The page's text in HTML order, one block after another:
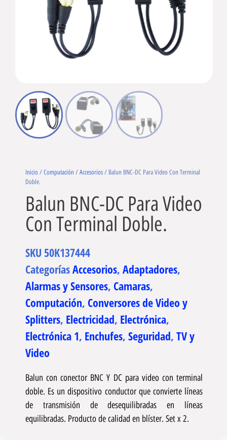
Inicio / Computación / Accesorios / Balun BNC-DC Para Video Con Terminal
Doble.
Balun BNC-DC Para Video
Con Terminal Doble.
SKU 50K137444
CategoríasAccesorios, Adaptadores,
Alarmas y Sensores, Camaras,
Computación, Conversores de Video y
Splitters, Electricidad, Electrónica,
Electrónica 1, Enchufes, Seguridad, TV y
Video
Balun con conector BNC Y DC para video con terminal
doble. Es un dispositivo conductor que convierte líneas
de transmisión de desequilibradas en líneas
equilibradas. Producto de calidad en blíster. Set x 2.